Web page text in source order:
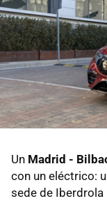
Un Madrid -
con un eléctrico:
sede de Iberdrola